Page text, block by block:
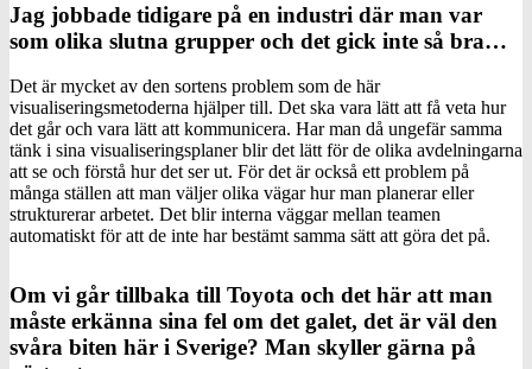
Jag jobbade tidigare på en industri där man var
som olika slutna grupper och det gick inte så bra…
Det är mycket av den sortens problem som de här
visualiseringsmetoderna hjälper till. Det ska vara lätt att få veta hur
det går och vara lätt att kommunicera. Har man då ungefär samma
tänk i sina visualiseringsplaner blir det lätt för de olika avdelningarna
att se och förstå hur det ser ut. För det är också ett problem på
många ställen att man väljer olika vägar hur man planerar eller
strukturerar arbetet. Det blir interna väggar mellan teamen
automatiskt för att de inte har bestämt samma sätt att göra det på.
Om vi går tillbaka till Toyota och det här att man
måste erkänna sina fel om det galet, det är väl den
svåra biten här i Sverige? Man skyller gärna på